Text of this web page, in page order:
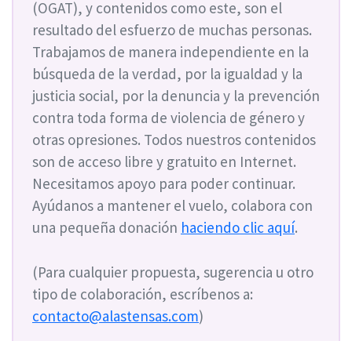
(OGAT), y contenidos como este, son el
resultado del esfuerzo de muchas personas.
Trabajamos de manera independiente en la
búsqueda de la verdad, por la igualdad y la
justicia social, por la denuncia y la prevención
contra toda forma de violencia de género y
otras opresiones. Todos nuestros contenidos
son de acceso libre y gratuito en Internet.
Necesitamos apoyo para poder continuar.
Ayúdanos a mantener el vuelo, colabora con
una pequeña donación haciendo clic aquí.
(Para cualquier propuesta, sugerencia u otro
tipo de colaboración, escríbenos a:
contacto@alastensas.com)